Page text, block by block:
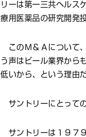
リーは第一三共ヘルス
療用医薬品の研究開発
このＭ＆Ａについて
う声はビール業界から
低いから、という理由
サントリーにとって
サントリーは１９７